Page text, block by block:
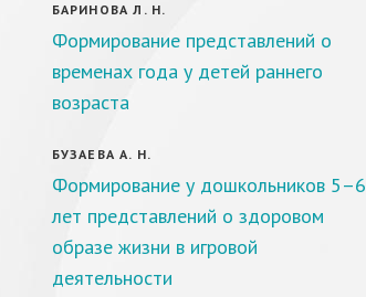
БАРИНОВА Л. Н.
Формирование представлений о
временах года у детей раннего
возраста
БУЗАЕВА А. Н.
Формирование у дошкольников 5–6
лет представлений о здоровом
образе жизни в игровой
деятельности